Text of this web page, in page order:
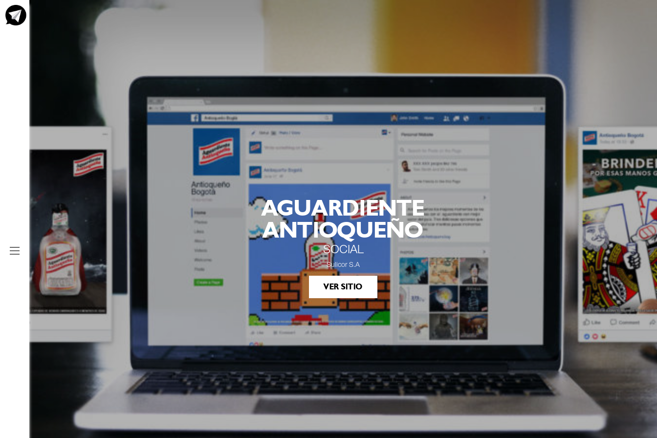
AGUARDIENTE
ANTIOQUEÑO
SOCIAL
Sulicor S.A
VER SITIO